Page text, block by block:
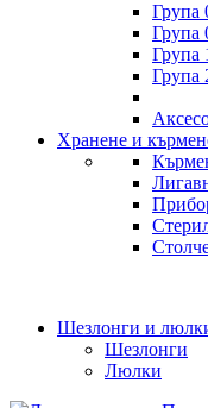
Група
Група
Група
Група
Хранене и
Шезлонги и
Шезлонги
Люлки